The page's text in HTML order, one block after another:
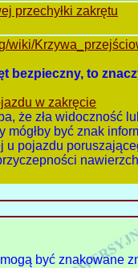
przechyłki zakrętu
wiki/
bezpieczny, to
w zakręcie
że zła widoczność
mógłby być znak
u pojazdu
mogą być znakowane